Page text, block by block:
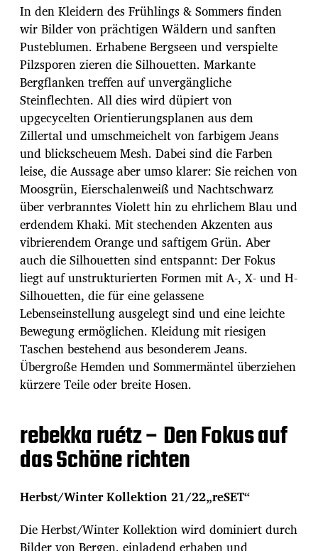
In den Kleidern des Frühlings & Sommers finden
wir Bilder von prächtigen Wäldern und sanften
Pusteblumen. Erhabene Bergseen und verspielte
Pilzsporen zieren die Silhouetten. Markante
Bergflanken treffen auf unvergängliche
Steinflechten. All dies wird düpiert von
upgecycelten Orientierungsplanen aus dem
Zillertal und umschmeichelt von farbigem Jeans
und blickscheuem Mesh. Dabei sind die Farben
leise, die Aussage aber umso klarer: Sie reichen von
Moosgrün, Eierschalenweiß und Nachtschwarz
über verbranntes Violett hin zu ehrlichem Blau und
erdendem Khaki. Mit stechenden Akzenten aus
vibrierendem Orange und saftigem Grün. Aber
auch die Silhouetten sind entspannt: Der Fokus
liegt auf unstrukturierten Formen mit A-, X- und H-
Silhouetten, die für eine gelassene
Lebenseinstellung ausgelegt sind und eine leichte
Bewegung ermöglichen. Kleidung mit riesigen
Taschen bestehend aus besonderem Jeans.
Übergroße Hemden und Sommermäntel überziehen
kürzere Teile oder breite Hosen.
rebekka ruétz – Den Fokus auf
das Schöne richten
Herbst/Winter Kollektion 21/22„reSET“
Die Herbst/Winter Kollektion wird dominiert durch